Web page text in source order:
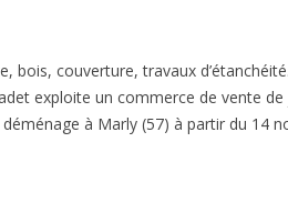
couverture, travaux
exploite un commerce de vente
à Marly (57) à partir du 14